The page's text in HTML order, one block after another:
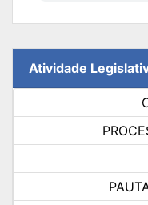
Atividade